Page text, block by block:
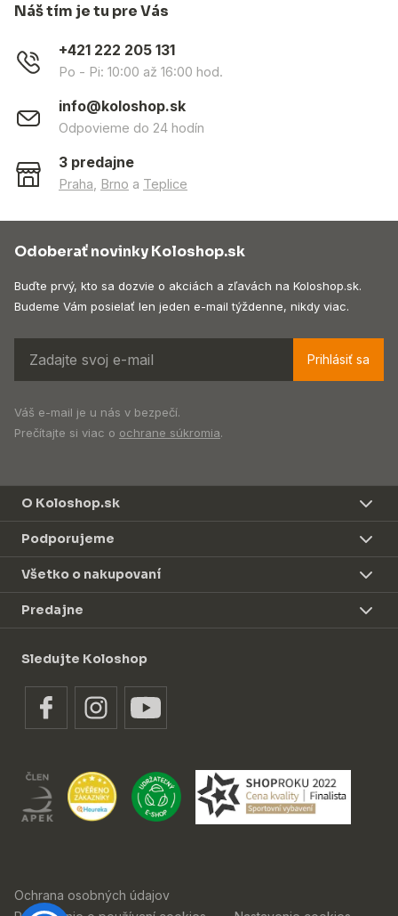
Náš tím je tu pre Vás
+421 222 205 131
Po - Pi: 10:00 až 16:00 hod.
info@koloshop.sk
Odpovieme do 24 hodín
3 predajne
Praha Brno a Teplice
Odoberať novinky Koloshop.sk
Buďte prvý, kto sa dozvie o akciách a zľavách na Koloshop.sk.
Budeme Vám posielať len jeden e-mail týždenne, nikdy viac.
Prihlásiť sa
Váš e-mail je u nás v bezpečí.
Prečítajte si viac o ochrane súkromia.
O Koloshop.sk
Podporujeme
Všetko o nakupovaní
Predajne
Sledujte Koloshop
Ochrana osobných údajov